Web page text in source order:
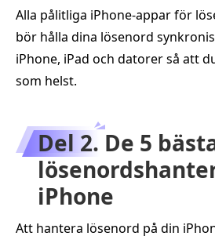
Alla pålitliga iPhone-appar för
bör hålla dina lösenord
iPhone, iPad och datorer så att
som helst.
Del 2. De 5
iPhone
Att hantera lösenord på din